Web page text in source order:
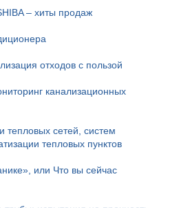
– хиты продаж
отходов с пользой
канализационных
тепловых сетей, систем
тепловых пунктов
или Что вы сейчас